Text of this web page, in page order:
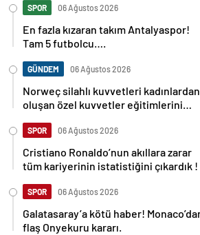
SPOR 06 Ağustos 2026
En fazla kızaran takım Antalyaspor!
Tam 5 futbolcu….
GÜNDEM 06 Ağustos 2026
Norweç silahlı kuvvetleri kadınlardan
oluşan özel kuvvetler eğitimlerini
SPOR 06 Ağustos 2026
Cristiano Ronaldo’nun akıllara zarar
tüm kariyerinin istatistiğini çıkardık !
SPOR 06 Ağustos 2026
Galatasaray’a kötü haber!
flaş Onyekuru kararı.